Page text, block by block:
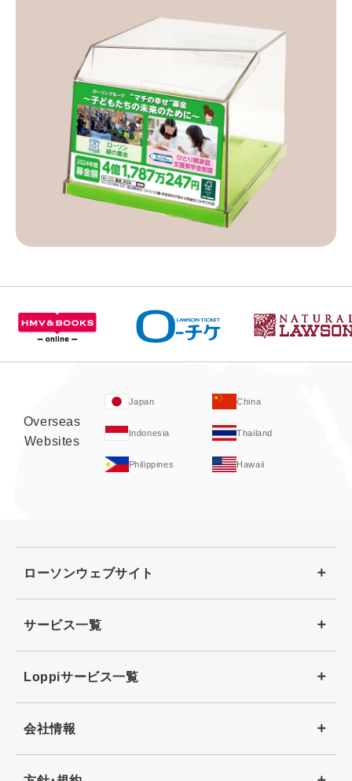
Overseas
Websites
Japan China
Indonesia Thailand
Philippines Hawaii
ローソンウェブサイト
サービス一覧
Loppiサービス一覧
会社情報